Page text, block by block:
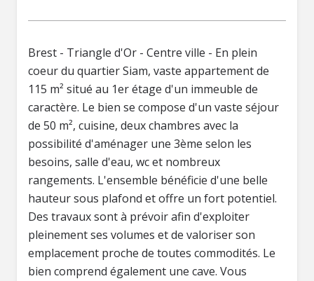
Brest - Triangle d'Or - Centre ville - En plein
coeur du quartier Siam, vaste appartement de
115 m² situé au 1er étage d'un immeuble de
caractère. Le bien se compose d'un vaste séjour
de 50 m², cuisine, deux chambres avec la
possibilité d'aménager une 3ème selon les
besoins, salle d'eau, wc et nombreux
rangements. L'ensemble bénéficie d'une belle
hauteur sous plafond et offre un fort potentiel.
Des travaux sont à prévoir afin d'exploiter
pleinement ses volumes et de valoriser son
emplacement proche de toutes commodités. Le
bien comprend également une cave. Vous